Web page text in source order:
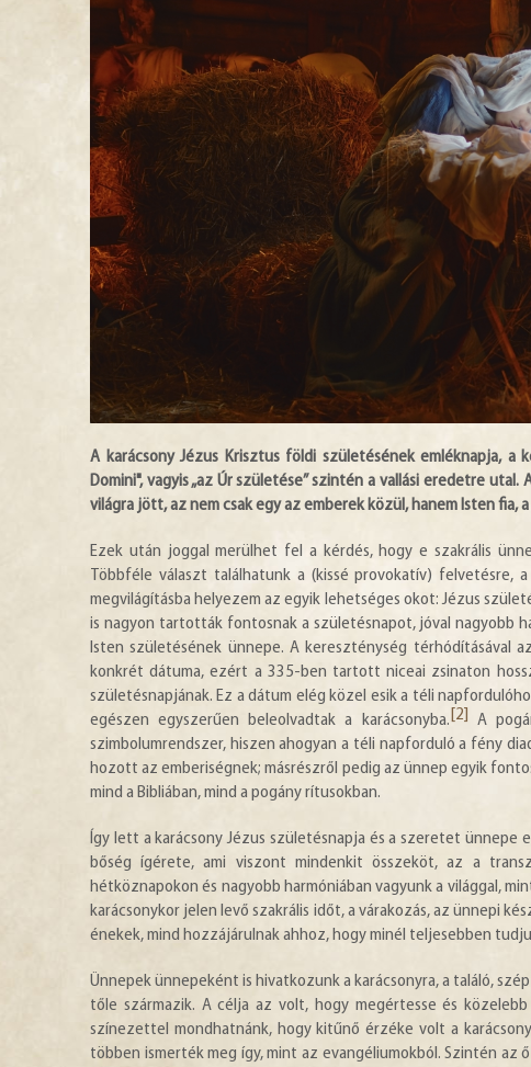
A karácsony Jézus Krisztus földi születésének emléknapja,
Domini", vagyis „az Úr születése” szintén a vallási eredetre
világra jött, az nem csak egy az emberek közül, hanem Isten fia,
Ezek után joggal merülhet fel a kérdés, hogy e szakrális
Többféle választ találhatunk a (kissé provokatív)
megvilágításba helyezem az egyik lehetséges okot: Jézus
is nagyon tartották fontosnak a születésnapot, jóval nagyobb
Isten születésének ünnepe. A kereszténység térhódításával
konkrét dátuma, ezért a 335-ben tartott niceai zsinaton
születésnapjának. Ez a dátum elég közel esik a téli
egészen egyszerűen beleolvadtak a karácsonyba. [2]
A
szimbolumrendszer, hiszen ahogyan a téli napforduló a fény
hozott az emberiségnek; másrészről pedig az ünnep egyik
mind a Bibliában, mind a pogány rítusokban.
Így lett a karácsony Jézus születésnapja és a szeretet ünnepe
bőség ígérete, ami viszont mindenkit összeköt, az a
hétköznapokon és nagyobb harmóniában vagyunk a világgal,
karácsonykor jelen levő szakrális időt, a várakozás, az ünnepi
énekek, mind hozzájárulnak ahhoz, hogy minél teljesebben
Ünnepek ünnepeként is hivatkozunk a karácsonyra, a találó,
tőle származik. A célja az volt, hogy megértesse és
színezettel mondhatnánk, hogy kitűnő érzéke volt a
többen ismerték meg így, mint az evangéliumokból. Szintén az